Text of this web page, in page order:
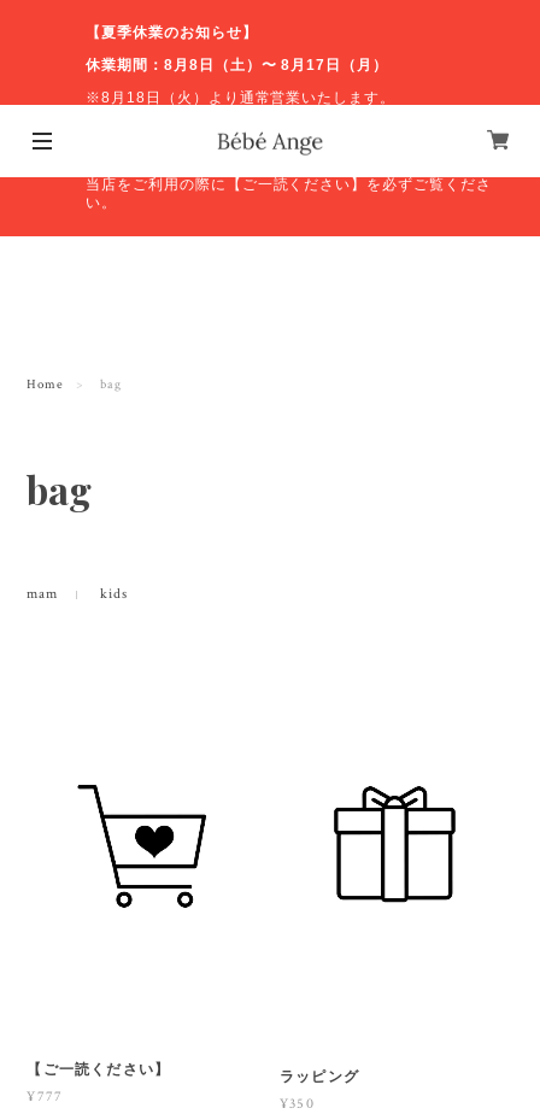
【夏季休業のお知らせ】
休業期間：8月8日（土）〜 8月17日（月）
※8月18日（火）より通常営業いたします。
休業期間中のお問い合わせやオンラインショップの発送等
につきましては、営業再開後に順次対応いたします。ご不
当店をご利用の際に【ご一読ください】を必ずご覧くださ
い。
Home bag
bag
mam kids
【ご一読ください】
¥777
ラッピング
¥350